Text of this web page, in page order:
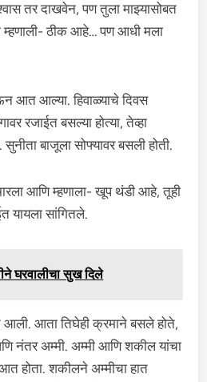
तर दाखवेन, पण तुला माझ्यासोबत
म्हणाली- ठीक आहे… पण आधी मला
आत आल्या. हिवाळ्याचे दिवस
रजाईत बसल्या होत्या, तेव्हा
बाजूला सोफ्यावर बसली होती.
आणि म्हणाला- खूप थंडी आहे, तूही
यायला सांगितले.
घरवालीचा सुख दिले
आली. आता तिघेही क्रमाने बसले होते,
नंतर अम्मी. अम्मी आणि शकील यांचा
होता. शकीलने अम्मीचा हात